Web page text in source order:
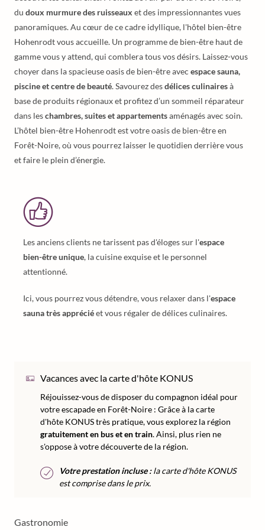
du doux murmure des ruisseaux et des impressionnantes vues
panoramiques. Au cœur de ce cadre idyllique, l'hôtel bien-être
Hohenrodt vous accueille. Un programme de bien-être haut de
gamme vous y attend, qui comblera tous vos désirs. Laissez-vous
choyer dans la spacieuse oasis de bien-être avec espace sauna,
piscine et centre de beauté. Savourez desdélices culinairesà
base de produits régionaux et profitez d’un sommeil réparateur
dans leschambres, suites et appartementsaménagés avec soin.
L’hôtel bien-être Hohenrodt est votre oasis de bien-être en
Forêt-Noire, où vous pourrez laisser le quotidien derrière vous
et faire le plein d’énergie.
Les anciens clients ne tarissent pas d'éloges sur l'espace
bien-être unique, la cuisine exquise et le personnel
attentionné.
Ici, vous pourrez vous détendre, vous relaxer dans l'espace
sauna très appréciéet vous régaler de délices culinaires.
Vacances avec la carte d'hôte KONUS
Réjouissez-vous de disposer du compagnon idéal pour
votre escapade en Forêt-Noire : Grâce à la carte
d'hôte KONUS très pratique, vous explorez la région
gratuitement en bus et en train. Ainsi, plus rien ne
s'oppose à votre découverte de la région.
Votre prestation incluse :la carte d'hôte KONUS
est comprise dans le prix.
Gastronomie